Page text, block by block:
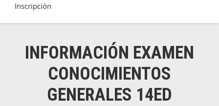
Inscripción
INFORMACIÓN EXAMEN
CONOCIMIENTOS
GENERALES 14ED